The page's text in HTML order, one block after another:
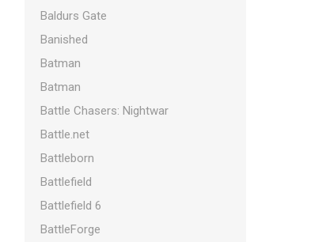
Baldurs Gate
Banished
Batman
Batman
Battle Chasers: Nightwar
Battle.net
Battleborn
Battlefield
Battlefield 6
BattleForge